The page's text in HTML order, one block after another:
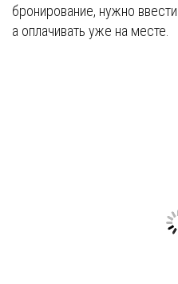
бронирование, нужно
а оплачивать уже на месте.